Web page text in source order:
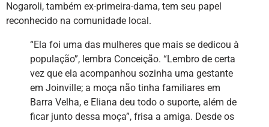
Nogaroli, também ex-primeira-dama, tem seu papel
reconhecido na comunidade local.
“Ela foi uma das mulheres que mais se dedicou à
população”, lembra Conceição. “Lembro de certa
vez que ela acompanhou sozinha uma gestante
em Joinville; a moça não tinha familiares em
Barra Velha, e Eliana deu todo o suporte, além de
ficar junto dessa moça”, frisa a amiga. Desde os